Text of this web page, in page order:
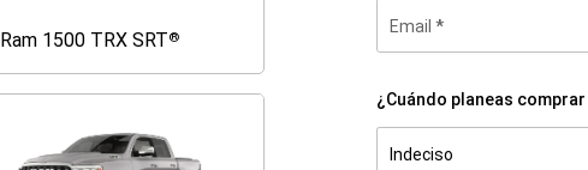
Ram 1500 TRX SRT®
Ram
Email
¿Cuándo planeas
¿Cuándo
planeas
Indeciso